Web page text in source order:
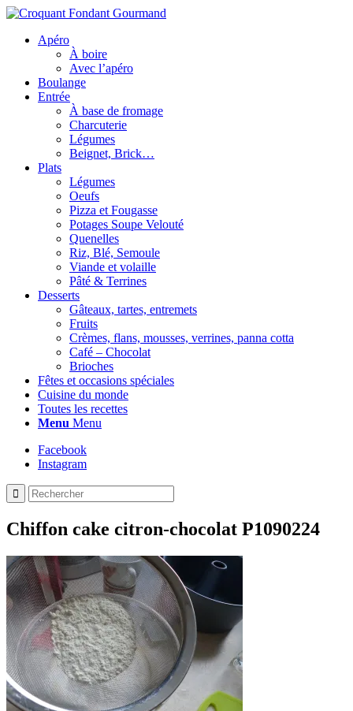
Apéro
À boire
Avec l’apéro
Boulange
Entrée
À base de fromage
Charcuterie
Légumes
Beignet, Brick…
Plats
Légumes
Oeufs
Pizza et Fougasse
Potages Soupe Velouté
Quenelles
Riz, Blé, Semoule
Viande et volaille
Pâté & Terrines
Desserts
Gâteaux, tartes, entremets
Fruits
Crèmes, flans, mousses, verrines, panna cotta
Café – Chocolat
Brioches
Fêtes et occasions spéciales
Cuisine du monde
Toutes les recettes
Menu Menu
Facebook
Instagram
Chiffon cake citron-chocolat P1090224